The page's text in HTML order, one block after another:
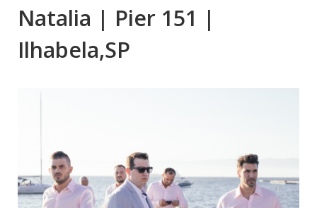
Natalia | Pier 151 |
Ilhabela,SP